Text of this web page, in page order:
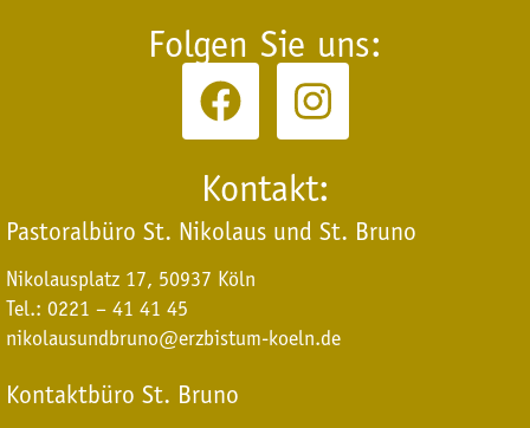
Folgen Sie uns:
Kontakt:
Pastoralbüro St. Nikolaus und St. Bruno
Nikolausplatz 17, 50937 Köln
Tel.: 0221 – 41 41 45
nikolausundbruno@erzbistum-koeln.de
Kontaktbüro St. Bruno